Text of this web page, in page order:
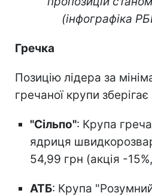
(інфографіка
Гречка
Позицію лідера за
гречаної крупи
"Сільпо": Крупа
ядриця
54,99 грн (акція -
АТБ: Крупа